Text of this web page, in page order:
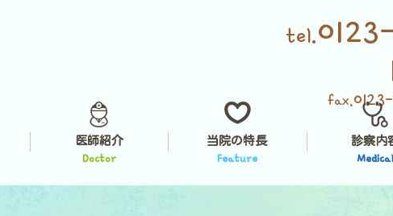
tel.
fax.
医師紹介
Doctor
当院の特長
Feature
診察内
Medical